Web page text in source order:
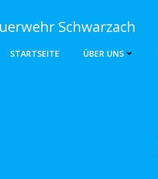
Schwarzach
STARTSEITE ÜBER UNS